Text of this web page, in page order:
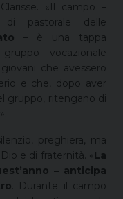
«Il campo –
pastorale delle
– è una tappa
vocazionale
che avessero
e che, dopo aver
gruppo, ritengano di
preghiera, ma
e di fraternità. « La
– anticipa
. Durante il campo